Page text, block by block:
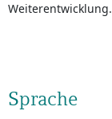
Weiterentwicklung.
Sprache